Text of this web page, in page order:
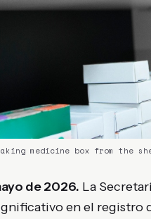
medicine box from the
de 2026. La
en el registro